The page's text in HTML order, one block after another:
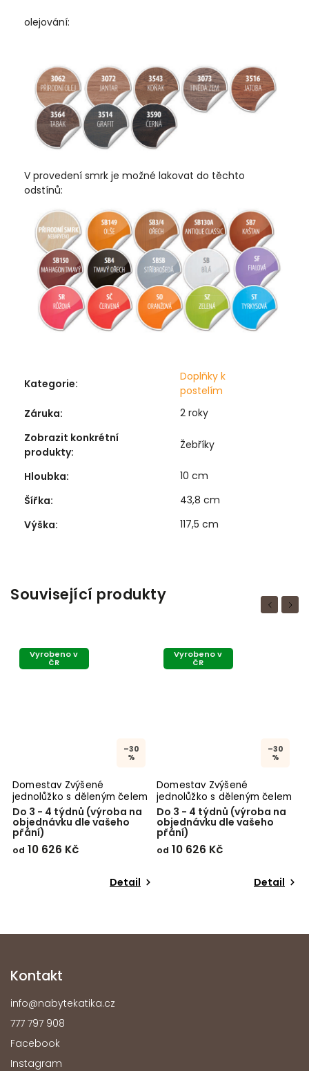
olejování:
V provedení smrk je možné lakovat do těchto
odstínů:
Kategorie:
Doplňky k
postelím
Záruka:
2 roky
Zobrazit konkrétní
produkty:
Žebříky
Hloubka:
10 cm
Šířka:
43,8 cm
Výška: 117,5 cm
Související produkty Previous
Vyrobeno v
ČR
–30
%
Domestav Zvýšené
jednolůžko s děleným čelem
levé 90x200
Do 3 - 4 týdnů (výroba na
objednávku dle vašeho
přání)
od 10 626 Kč
Detail
Vyrobeno v
ČR
–30
%
Domestav Zvýšené
jednolůžko s děleným čelem
pravé 90x200
Do 3 - 4 týdnů (výroba na
objednávku dle vašeho
přání)
od 10 626 Kč
Detail
Next
Kontakt
info@nabytekatika.cz
777 797 908
Facebook
Instagram